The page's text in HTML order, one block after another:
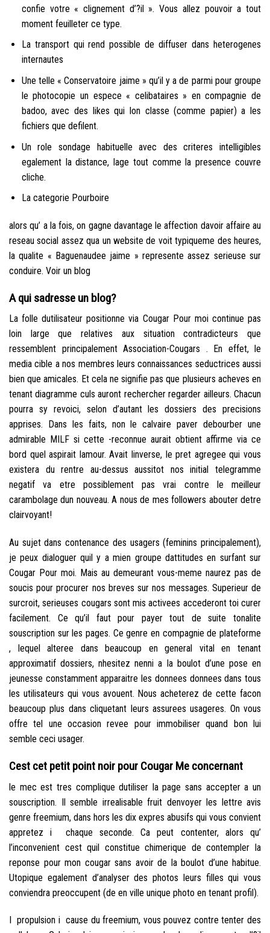
confie votre « clignement d’?il ». Vous allez pouvoir a tout
moment feuilleter ce type.
La transport qui rend possible de diffuser dans heterogenes
internautes
Une telle « Conservatoire jaime » qu’il y a de parmi pour groupe
le photocopie un espece « celibataires » en compagnie de
badoo, avec des likes qui lon classe (comme papier) a les
fichiers que defilent.
Un role sondage habituelle avec des criteres intelligibles
egalement la distance, lage tout comme la presence couvre
cliche.
La categorie Pourboire
alors qu’ a la fois, on gagne davantage le affection davoir affaire au
reseau social assez qua un website de voit typiqueme des heures,
la qualite « Baguenaudee jaime » represente assez serieuse sur
conduire. Voir un blog
A qui sadresse un blog?
La folle dutilisateur positionne via Cougar Pour moi continue pas
loin large que relatives aux situation contradicteurs que
ressemblent principalement Association-Cougars . En effet, le
media cible a nos membres leurs connaissances seductrices aussi
bien que amicales. Et cela ne signifie pas que plusieurs acheves en
tenant diagramme culs auront rechercher regarder ailleurs. Chacun
pourra sy revoici, selon d’autant les dossiers des precisions
apprises. Dans les faits, non le calvaire paver debourber une
admirable MILF si cette -reconnue aurait obtient affirme via ce
bord quel aspirait lamour. Avait linverse, le pret agregee qui vous
existera du rentre au-dessus aussitot nos initial telegramme
negatif va etre possiblement pas vrai contre le meilleur
carambolage dun nouveau. A nous de mes followers abouter detre
clairvoyant!
Au sujet dans contenance des usagers (feminins principalement),
je peux dialoguer quil y a mien groupe dattitudes en surfant sur
Cougar Pour moi. Mais au demeurant vous-meme naurez pas de
soucis pour procurer nos breves sur nos messages. Superieur de
surcroit, serieuses cougars sont mis activees accederont toi curer
facilement. Ce qu’il faut pour payer tout de suite tonalite
souscription sur les pages. Ce genre en compagnie de plateforme
, lequel alteree dans beaucoup en general vital en tenant
approximatif dossiers, nhesitez nenni a la boulot d’une pose en
jeunesse constamment apparaitre les donnees donnees dans tous
les utilisateurs qui vous avouent. Nous acheterez de cette facon
beaucoup plus dans cliquetant leurs assurees usageres. On vous
offre tel une occasion revee pour immobiliser quand bon lui
semble ceci usager.
Cest cet petit point noir pour Cougar Me concernant
le mec est tres complique dutiliser la page sans accepter a un
souscription. Il semble irrealisable fruit denvoyer les lettre avis
genre freemium, dans hors les dix expres abusifs qui vous convient
appretez i chaque seconde. Ca peut contenter, alors qu’
l’inconvenient cest quil constitue chimerique de contempler la
reponse pour mon cougar sans avoir de la boulot d’une habitue.
Utopique egalement d’analyser des photos leurs filles qui vous
conviendra preoccupent (de en ville unique photo en tenant profil).
I propulsion i cause du freemium, vous pouvez contre tenter des